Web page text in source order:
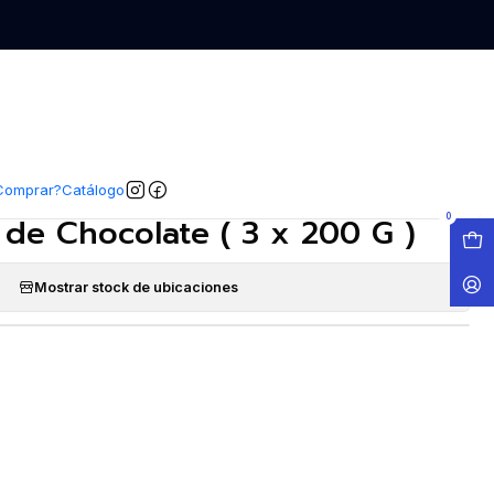
Catálogo
0
AL CARRO
|
Sin Glúten Mini Chocolate
Chocolate ( 3 x 200 G )
Mostrar stock de ubicaciones